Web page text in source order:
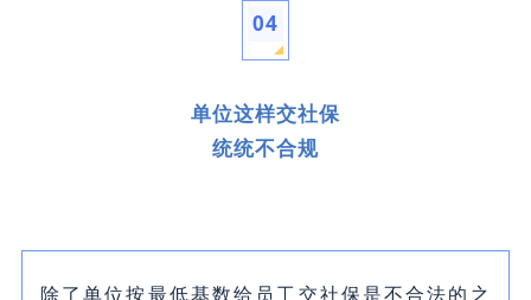
04
单位这样交社保
统统不合规
除了单位按最低基数给员工交社保是不合法的之